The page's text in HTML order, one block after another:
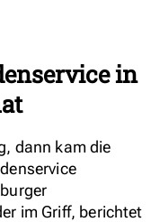
in
dann kam die
im Griff, berichtet